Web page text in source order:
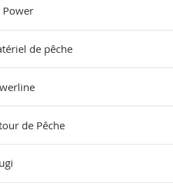
Power
de pêche
de Pêche